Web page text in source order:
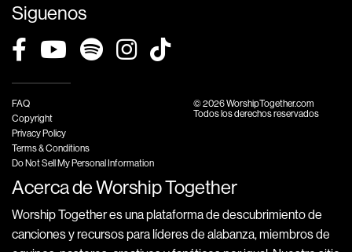
Siguenos
FAQ
Copyright
Privacy Policy
Terms & Conditions
Do Not Sell My Personal Information
© 2026 WorshipTogether.com
Todos los derechos reservados
Acerca de Worship Together
Worship Together es una plataforma de descubrimiento de
canciones y recursos para líderes de alabanza, miembros de